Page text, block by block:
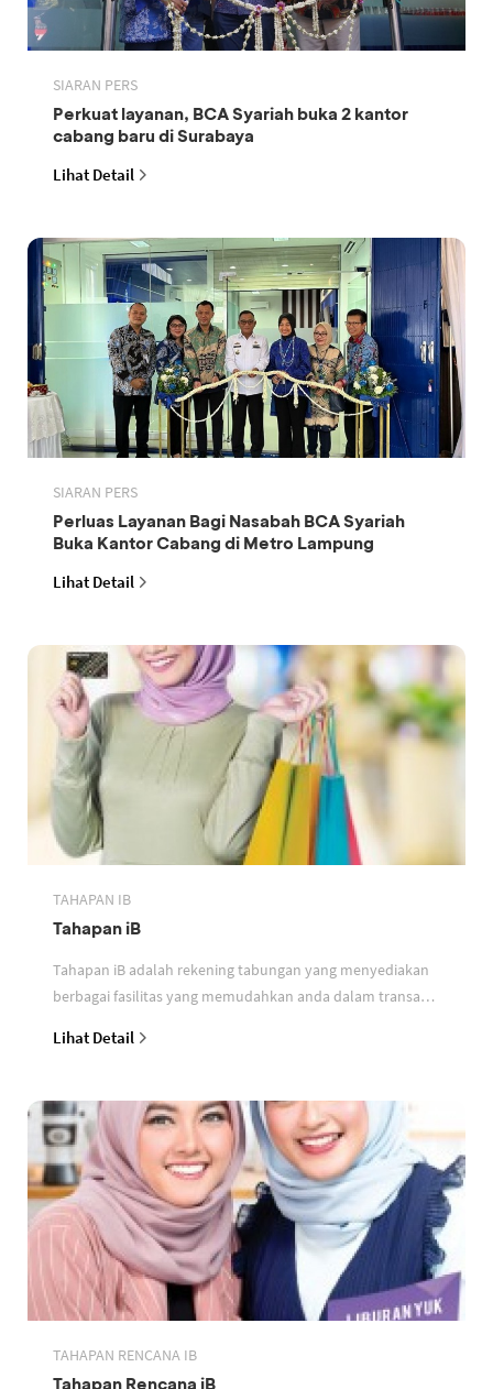
SIARAN PERS
Perkuat layanan, BCA Syariah buka 2 kantor
cabang baru di Surabaya
Lihat Detail
SIARAN PERS
Perluas Layanan Bagi Nasabah BCA Syariah
Buka Kantor Cabang di Metro Lampung
Lihat Detail
TAHAPAN IB
Tahapan iB
Tahapan iB adalah rekening tabungan yang menyediakan
berbagai fasilitas yang memudahkan anda dalam transaksi
Lihat Detail
TAHAPAN RENCANA IB
Tahapan Rencana iB